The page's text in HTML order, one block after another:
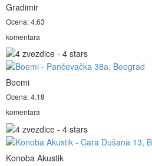
Gradimir
Ocena: 4.63
komentara
Boemi
Ocena: 4.18
komentara
Konoba Akustik